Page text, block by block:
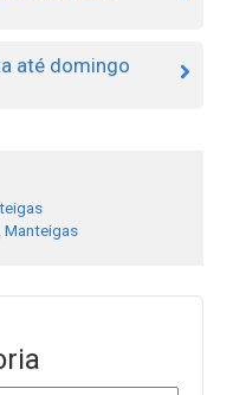
até domingo
Manteigas